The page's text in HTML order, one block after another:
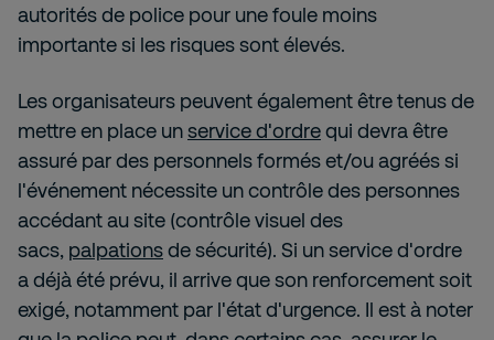
autorités de police pour une foule moins
importante si les risques sont élevés.
Les organisateurs peuvent également être tenus de
mettre en place unservice d'ordrequi devra être
assuré par des personnels formés et/ou agréés si
l'événement nécessite un contrôle des personnes
accédant au site (contrôle visuel des
sacs, palpationsde sécurité). Si un service d'ordre
a déjà été prévu, il arrive que son renforcement soit
exigé, notamment par l'état d'urgence. Il est à noter